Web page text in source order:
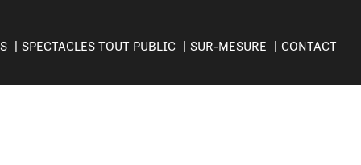
SPECTACLES TOUT PUBLIC SUR-MESURE CONTACT